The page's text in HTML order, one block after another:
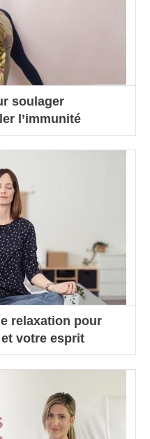
soulager
l’immunité
relaxation pour
votre esprit